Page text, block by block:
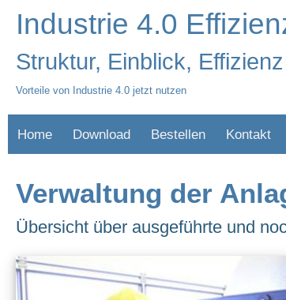
Industrie 4.0
Struktur, Einblick,
Vorteile von Industrie 4.0 jetzt nutzen
Home Download Bestellen Kontakt
Verwaltung der
Übersicht über ausgeführte und